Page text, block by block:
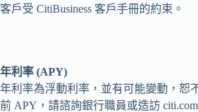
客戶受 CitiBusiness 客戶手冊的約束。
年利率 (APY)
年利率為浮動利率，並有可能變動，恕
前 APY，請諮詢銀行職員或造訪 citi.com